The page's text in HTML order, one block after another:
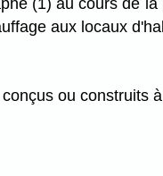
(1) au cours de
aux locaux
ou construits